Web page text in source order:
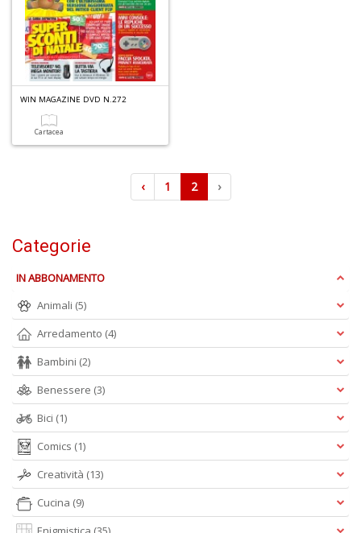
WIN MAGAZINE DVD N.272
Cartacea
‹ 1 2 ›
Categorie
IN ABBONAMENTO
Animali (5)
Arredamento (4)
Bambini (2)
Benessere (3)
Bici (1)
Comics (1)
Creatività (13)
Cucina (9)